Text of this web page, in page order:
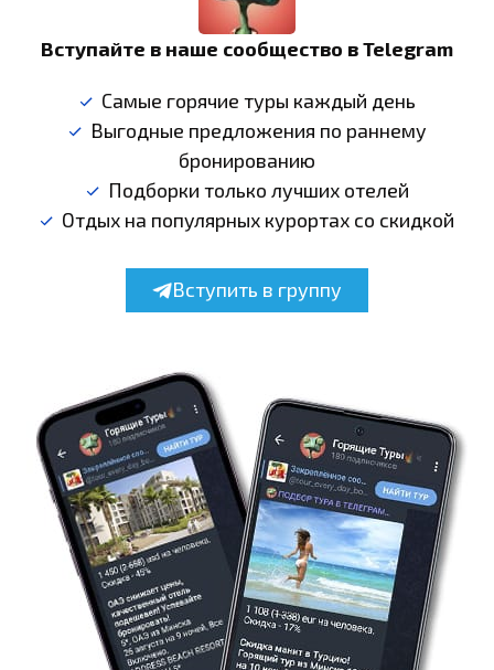
Вступайте в наше сообщество в Telegram
Самые горячие туры каждый день
Выгодные предложения по раннему
бронированию
Подборки только лучших отелей
Отдых на популярных курортах со скидкой
Вступить в группу